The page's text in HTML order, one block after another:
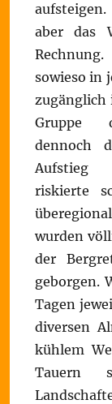
aber das
sowieso in
zugänglich
Gruppe
dennoch
Aufstieg
riskierte
wurden
der
geborgen.
Tagen
diversen
kühlem
Tauern